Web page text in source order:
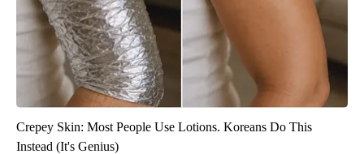
Crepey Skin: Most People Use Lotions. Koreans Do This
Instead (It's Genius)